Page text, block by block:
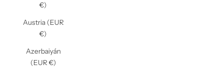
€)
Austria (EUR
€)
Azerbaiyán
(EUR €)